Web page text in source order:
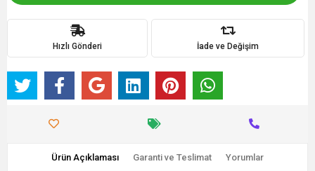
Hızlı Gönderi İade ve Değişim
Ürün Açıklaması Garanti ve Teslimat Yorumlar